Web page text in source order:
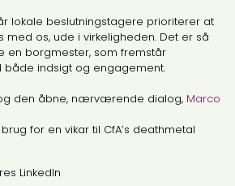
lokale beslutningstagere prioriterer at
os, ude i virkeligheden. Det er så
en borgmester, som fremstår
indsigt og engagement.
den åbne, nærværende dialog, Marco
brug for en vikar til CfA’s deathmetal
LinkedIn